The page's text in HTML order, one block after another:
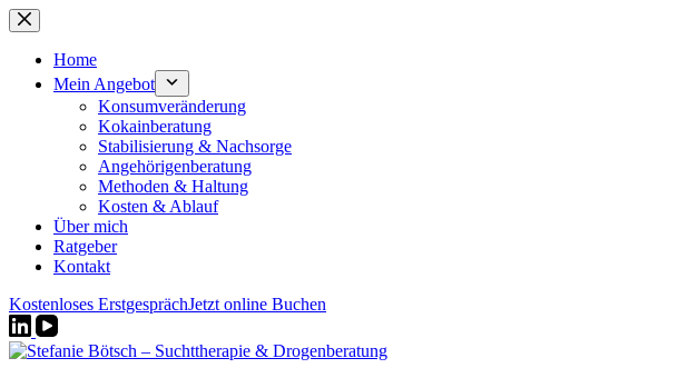
Zum
Inhalt
springenHome
Mein Angebot
Konsumveränderung
Kokainberatung
Stabilisierung & Nachsorge
Angehörigenberatung
Methoden & Haltung
Kosten & Ablauf
Über mich
Ratgeber
Kontakt
Kostenloses ErstgesprächJetzt online Buchen